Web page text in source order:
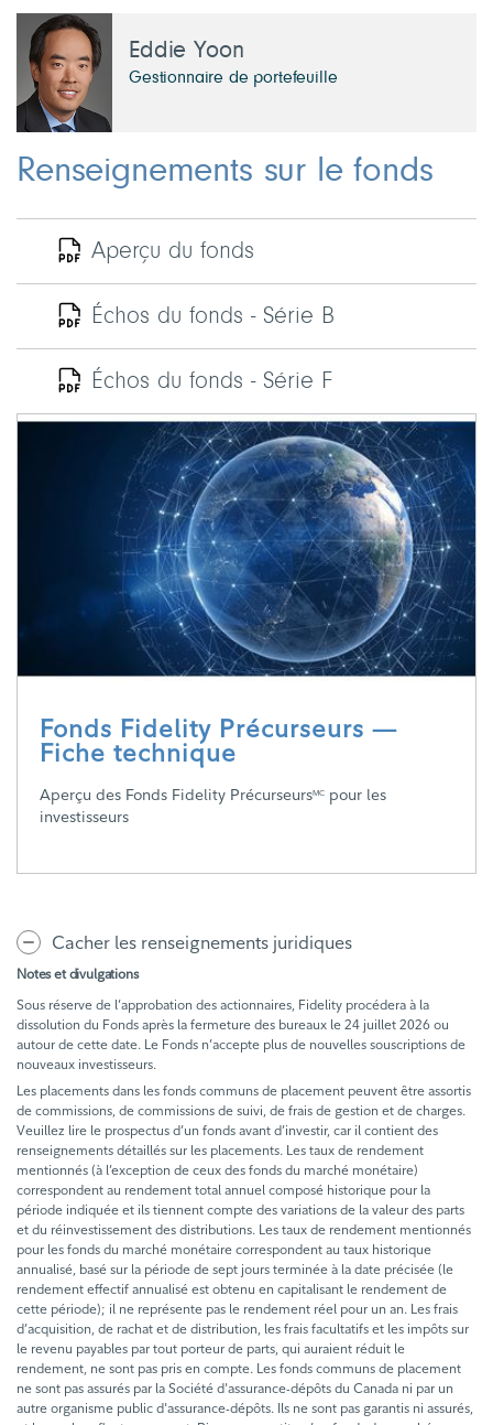
Eddie Yoon
Gestionnaire de portefeuille
Renseignements sur le fonds
Aperçu du fonds
Échos du fonds - Série B
Échos du fonds - Série F
Fonds Fidelity Précurseurs —
Fiche technique
Aperçu des Fonds Fidelity PrécurseursMC pour les
investisseurs
Cacher les renseignements juridiques
Notes et divulgations
Sous réserve de l’approbation des actionnaires, Fidelity procédera à la
dissolution du Fonds après la fermeture des bureaux le 24 juillet 2026 ou
autour de cette date. Le Fonds n’accepte plus de nouvelles souscriptions de
nouveaux investisseurs.
Les placements dans les fonds communs de placement peuvent être assortis
de commissions, de commissions de suivi, de frais de gestion et de charges.
Veuillez lire le prospectus d’un fonds avant d’investir, car il contient des
renseignements détaillés sur les placements. Les taux de rendement
mentionnés (à l’exception de ceux des fonds du marché monétaire)
correspondent au rendement total annuel composé historique pour la
période indiquée et ils tiennent compte des variations de la valeur des parts
et du réinvestissement des distributions. Les taux de rendement mentionnés
pour les fonds du marché monétaire correspondent au taux historique
annualisé, basé sur la période de sept jours terminée à la date précisée (le
rendement effectif annualisé est obtenu en capitalisant le rendement de
cette période); il ne représente pas le rendement réel pour un an. Les frais
d’acquisition, de rachat et de distribution, les frais facultatifs et les impôts sur
le revenu payables par tout porteur de parts, qui auraient réduit le
rendement, ne sont pas pris en compte. Les fonds communs de placement
ne sont pas assurés par la Société d'assurance-dépôts du Canada ni par un
autre organisme public d'assurance-dépôts. Ils ne sont pas garantis ni assurés,